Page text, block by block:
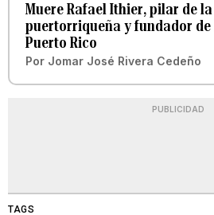
Muere Rafael Ithier, pilar de
puertorriqueña y fundador de
Puerto Rico
Por Jomar José Rivera Cedeño
PUBLICIDAD
TAGS